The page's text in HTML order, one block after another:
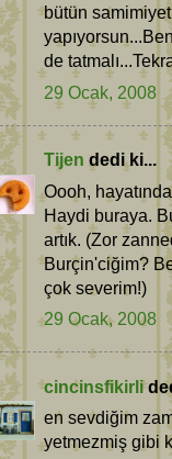
bütün
de
29 Ocak, 2008
Tijen dedi ki...
Oooh,
Haydi buraya.
artık. (Zor
Burçin'ciğim?
çok severim!)
29 Ocak, 2008
cincinsfikirli
en sevdiğim
yetmezmiş gibi